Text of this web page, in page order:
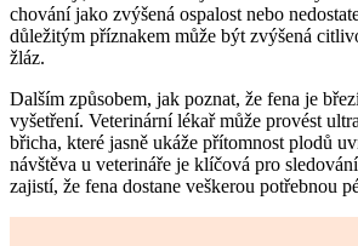
chování jako zvýšená ospalost nebo
důležitým příznakem může být zvýšená
žláz.
Dalším způsobem, jak poznat, že fena je
vyšetření. Veterinární lékař může provést
břicha, které jasně ukáže přítomnost plodů
návštěva u veterináře je klíčová pro
zajistí, že fena dostane veškerou potřebnou